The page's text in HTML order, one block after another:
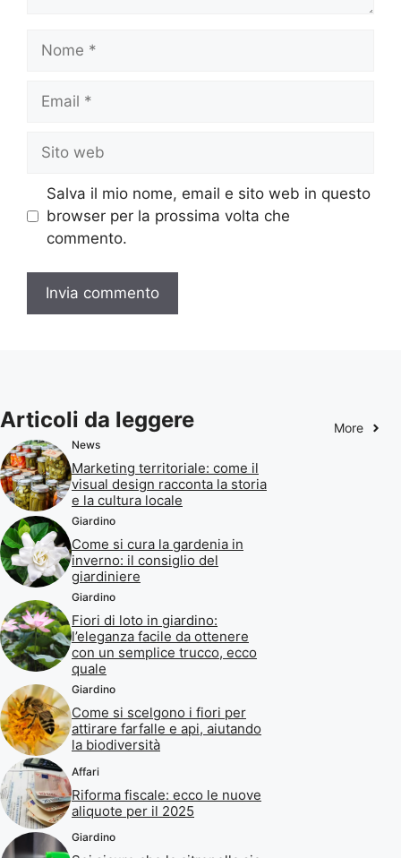
web
Salva il mio nome, email e sito web in questo
browser per la prossima volta che
commento.
Articoli da leggere More
News
Marketing territoriale: come il
visual design racconta la storia
e la cultura locale
Giardino
Come si cura la gardenia in
inverno: il consiglio del
giardiniere
Giardino
Fiori di loto in giardino:
l’eleganza facile da ottenere
con un semplice trucco, ecco
quale
Giardino
Come si scelgono i fiori per
attirare farfalle e api, aiutando
la biodiversità
Affari
Riforma fiscale: ecco le nuove
aliquote per il 2025
Giardino